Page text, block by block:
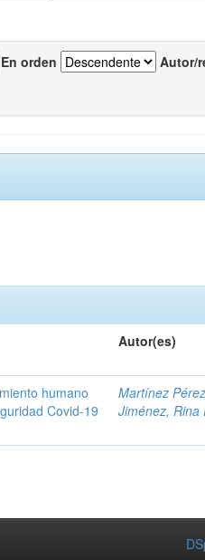
En orden Autor/
Autor(es)
humano
Covid-19
Martínez
Jiménez, Rina